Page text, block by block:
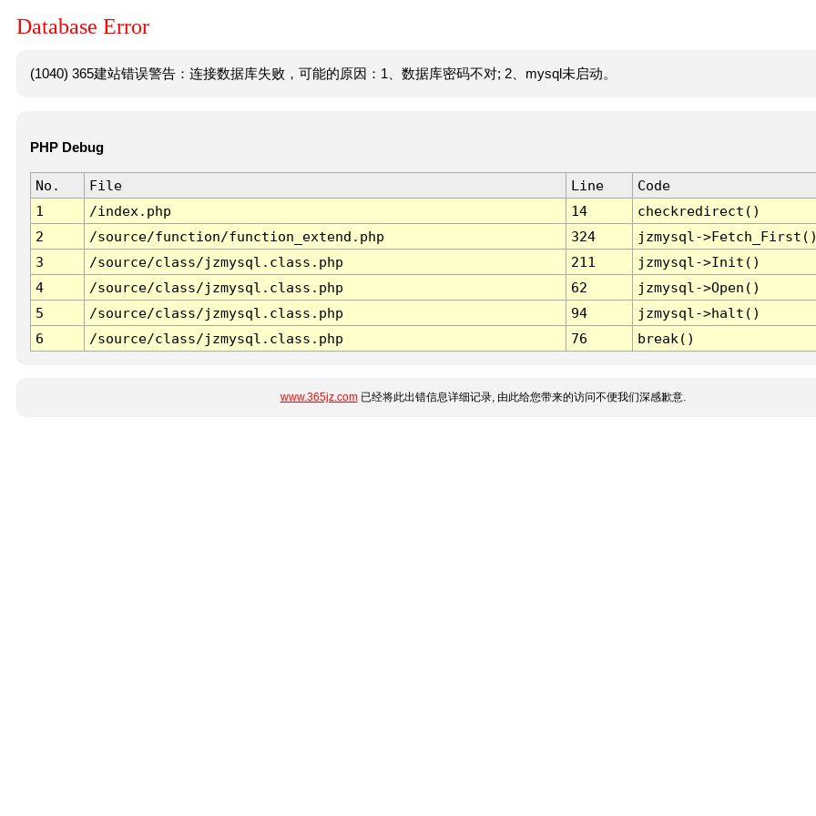
Database Error
(1040) 365建站错误警告：连接数据库失败，可能的原因：1、数据库密码不对; 2、mysql未启动。
PHP Debug
No. File Line
Code
1
/index.php 14
checkredirect()
2
/source/function/function_extend.php 324
jzmysql-
3
/source/class/jzmysql.class.php 211
jzmysql->Init()
4
/source/class/jzmysql.class.php 62
jzmysql->Open()
5
/source/class/jzmysql.class.php 94
jzmysql->halt()
6
/source/class/jzmysql.class.php 76 break()
www.365jz.com已经将此出错信息详细记录, 由此给您带来的访问不便我们深感歉意.